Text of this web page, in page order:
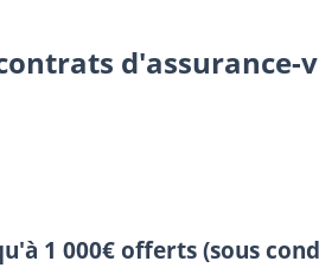
d'assurance-
1 000€ offerts (sous